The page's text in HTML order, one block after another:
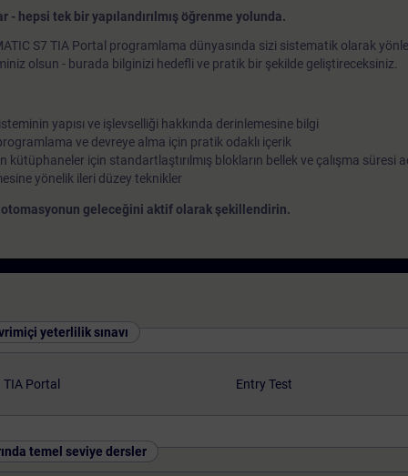
hepsi tek bir yapılandırılmış öğrenme yolunda.
S7 TIA Portal programlama dünyasında sizi sistematik olarak
olsun - burada bilginizi hedefli ve pratik bir şekilde geliştireceksiniz.
yapısı ve işlevselliği hakkında derinlemesine bilgi
ve devreye alma için pratik odaklı içerik
kütüphaneler için standartlaştırılmış blokların bellek ve çalışma süresi
yönelik ileri düzey teknikler
geleceğini aktif olarak şekillendirin.
yeterlilik sınavı
Portal Entry Test
temel seviye dersler